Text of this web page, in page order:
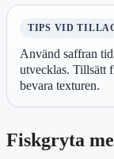
TIPS VID
Använd saffran
utvecklas. Tillsätt
bevara texturen.
Fiskgryta